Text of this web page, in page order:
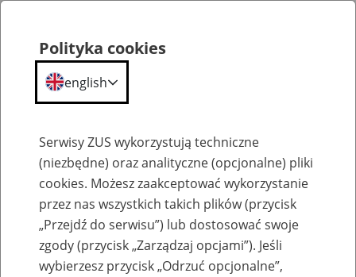
Szkolenia
Polityka cookies
english
Serwisy ZUS wykorzystują techniczne
(niezbędne) oraz analityczne (opcjonalne) pliki
cookies. Możesz zaakceptować wykorzystanie
przez nas wszystkich takich plików (przycisk
„Przejdź do serwisu”) lub dostosować swoje
zgody (przycisk „Zarządzaj opcjami”). Jeśli
wybierzesz przycisk „Odrzuć opcjonalne”,